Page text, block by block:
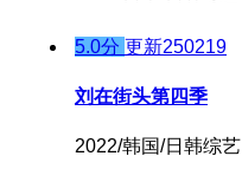
5.0分 更新250219
刘在街头第四季
2022/韩国/日韩综艺